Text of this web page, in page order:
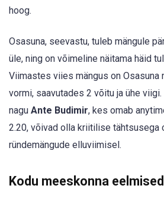
hoog.
Osasuna, seevastu, tuleb mängule
üle, ning on võimeline näitama häid
Viimastes viies mängus on Osasuna
vormi, saavutades 2 võitu ja ühe
nagu Ante Budimir, kes omab
2.20, võivad olla kriitilise tähtsusega
ründemängude elluviimisel.
Kodu meeskonna